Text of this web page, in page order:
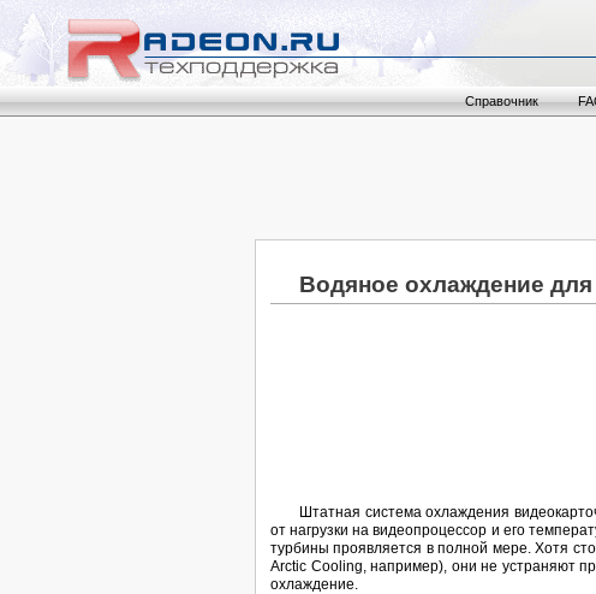
Справочник
Водяное охлаждение для
Штатная система охлаждения
от нагрузки на видеопроцессор и его
турбины проявляется в полной мере. Хотя
Arctic Cooling, например), они не устраняют
охлаждение.